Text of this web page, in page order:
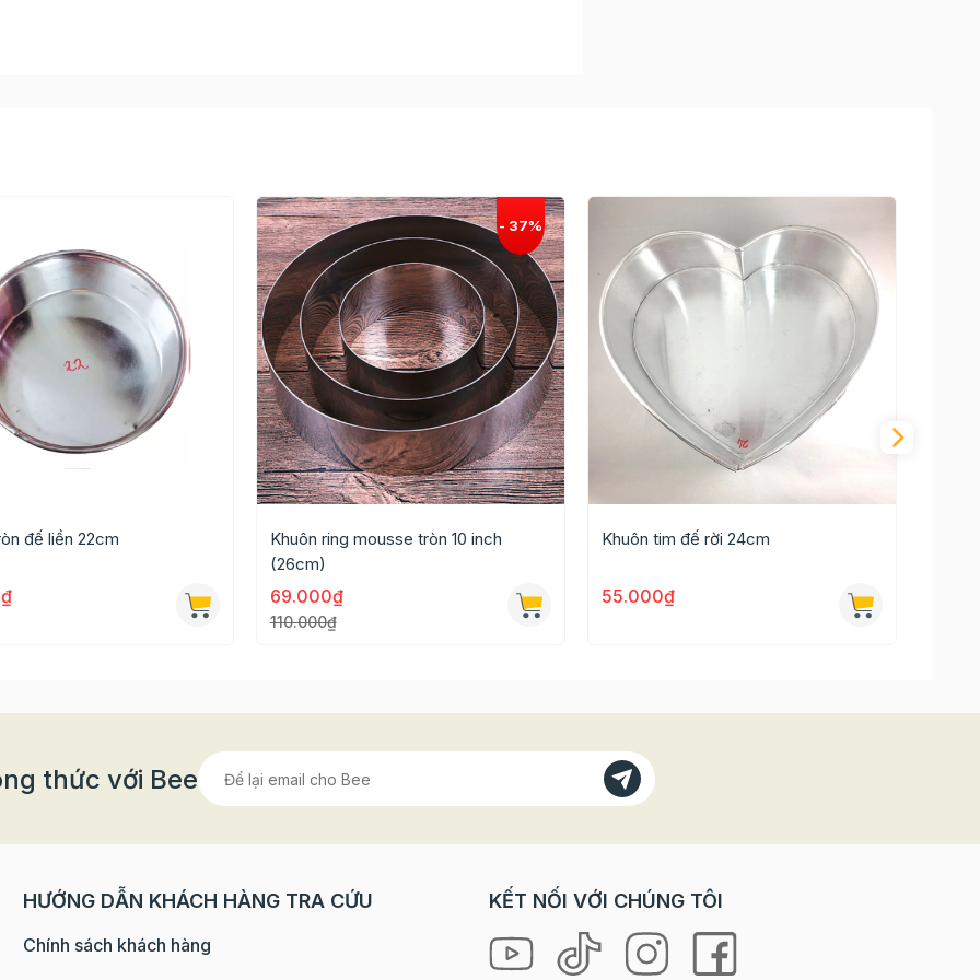
không nên đổ đến miệng khuôn vì khi bánh nở sẽ bị tràn ra
đế liền 22cm
Khuôn ring mousse tròn 10 inch
(26cm)
69.000₫
110.000₫
Khuôn tim đế rời 24cm
55.000₫
thức với Bee
HƯỚNG DẪN KHÁCH HÀNG TRA CỨU
Chính sách khách hàng
KẾT NỐI VỚI CHÚNG TÔI